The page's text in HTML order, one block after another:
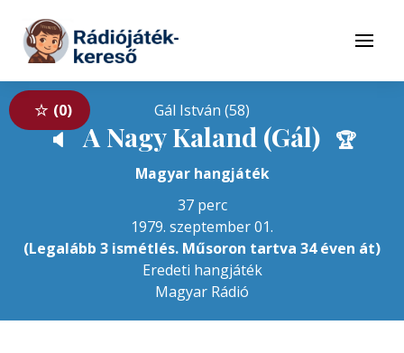
Tovább a tartalomhoz
Menü
0 Gál István (58)
🔈 A Nagy Kaland (Gál) 🏆
Magyar hangjáték
37 perc
1979. szeptember 01.
(Legalább 3 ismétlés. Műsoron tartva 34 éven át)
Eredeti hangjáték
Magyar Rádió